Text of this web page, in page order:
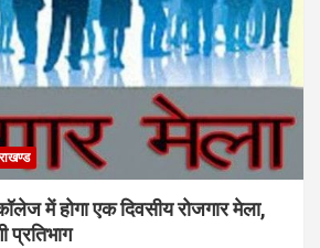
में होगा एक दिवसीय रोजगार मेला,
प्रतिभाग